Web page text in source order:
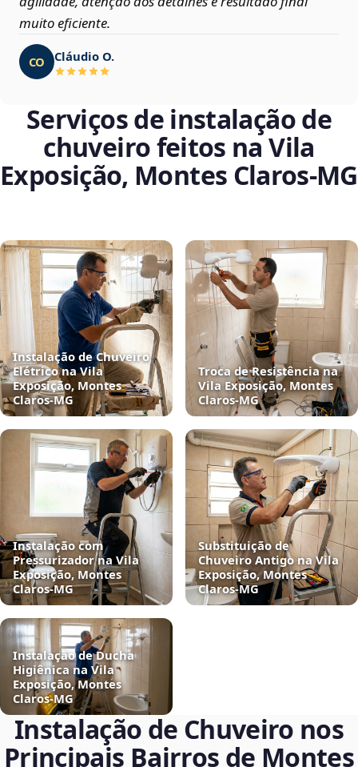
muito eficiente.
CO Cláudio O.
Serviços de instalação de
chuveiro feitos na Vila
Exposição, Montes Claros‑MG
Instalação de Chuveiro
Elétrico na Vila
Exposição, Montes
Claros‑MG
Troca de Resistência na
Vila Exposição, Montes
Claros‑MG
Instalação com
Pressurizador na Vila
Exposição, Montes
Claros‑MG
Substituição de
Chuveiro Antigo na Vila
Exposição, Montes
Claros‑MG
Instalação de Ducha
Higiênica na Vila
Exposição, Montes
Claros‑MG
Instalação de Chuveiro nos
Principais Bairros de Montes